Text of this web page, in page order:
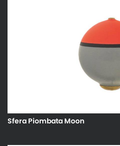
Sfera Piombata Moon